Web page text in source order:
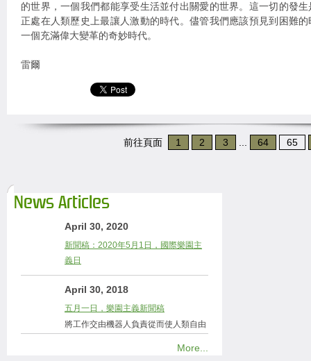
的世界，一個我們都能享受生活並付出關愛的世界。這一切的發
正處在人類歷史上最讓人激動的時代。儘管我們應該預見到困難
一個充滿偉大變革的奇妙時代。
雷爾
前往頁面 1 2 3 64 65
News Articles
April 30, 2020
新聞稿：2020年5月1日，國際樂園主
義日
April 30, 2018
五月一日，樂園主義新聞稿
將工作交由機器人負責從而使人類自由
More...